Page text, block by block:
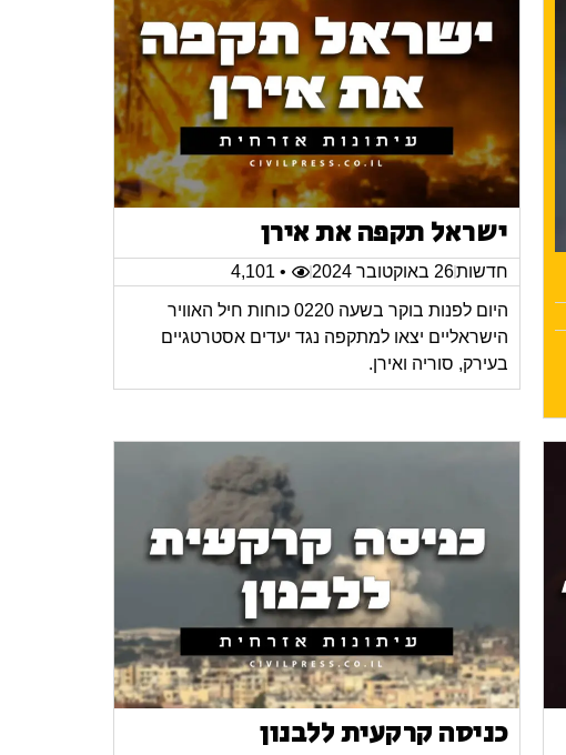
ישראל תקפה את אירן
חדשות26 באוקטובר 2024 • 4,101
היום לפנות בוקר בשעה 0220 כוחות חיל האוויר
הישראליים יצאו למתקפה נגד יעדים אסטרטגיים
בעירק, סוריה ואירן.
כניסה קרקעית ללבנון